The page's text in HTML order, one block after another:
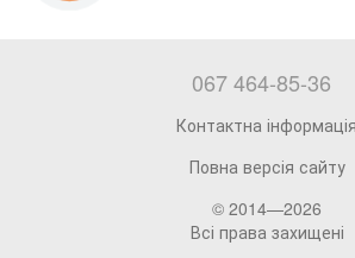
067 464-85-36
Контактна інформація
Повна версія сайту
© 2014—2026
Всі права захищені